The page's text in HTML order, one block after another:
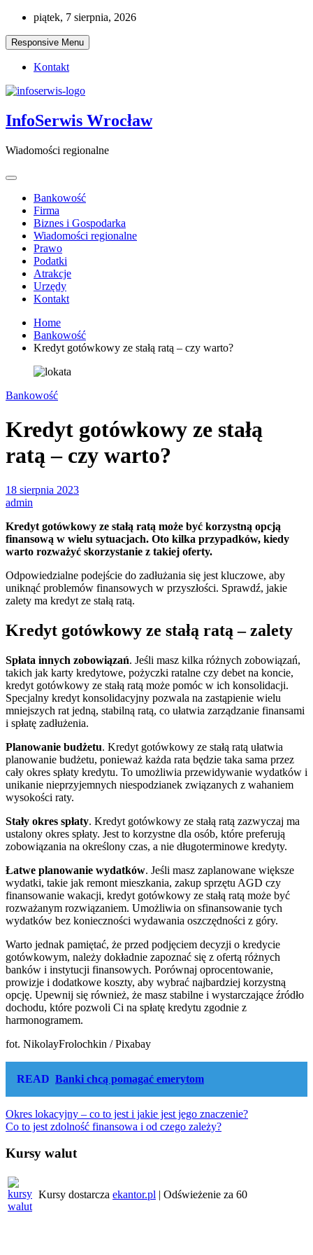
Skip
content
piątek, 7 sierpnia, 2026
Responsive Menu
Kontakt
InfoSerwis Wrocław
Wiadomości regionalne
Bankowość
Firma
Biznes i Gospodarka
Wiadomości regionalne
Prawo
Podatki
Atrakcje
Urzędy
Kontakt
Home
Bankowość
Kredyt gotówkowy ze stałą ratą – czy warto?
Bankowość
Kredyt gotówkowy ze stałą
ratą – czy warto?
18 sierpnia 2023
admin
Kredyt gotówkowy ze stałą ratą może być korzystną opcją
finansową w wielu sytuacjach. Oto kilka przypadków, kiedy
warto rozważyć skorzystanie z takiej oferty.
Odpowiedzialne podejście do zadłużania się jest kluczowe, aby
uniknąć problemów finansowych w przyszłości. Sprawdź, jakie
zalety ma kredyt ze stałą ratą.
Kredyt gotówkowy ze stałą ratą – zalety
Spłata innych zobowiązań. Jeśli masz kilka różnych zobowiązań,
takich jak karty kredytowe, pożyczki ratalne czy debet na koncie,
kredyt gotówkowy ze stałą ratą może pomóc w ich konsolidacji.
Specjalny kredyt konsolidacyjny pozwala na zastąpienie wielu
mniejszych rat jedną, stabilną ratą, co ułatwia zarządzanie finansami
i spłatę zadłużenia.
Planowanie budżetu. Kredyt gotówkowy ze stałą ratą ułatwia
planowanie budżetu, ponieważ każda rata będzie taka sama przez
cały okres spłaty kredytu. To umożliwia przewidywanie wydatków i
unikanie nieprzyjemnych niespodzianek związanych z wahaniem
wysokości raty.
Stały okres spłaty. Kredyt gotówkowy ze stałą ratą zazwyczaj ma
ustalony okres spłaty. Jest to korzystne dla osób, które preferują
zobowiązania na określony czas, a nie długoterminowe kredyty.
Łatwe planowanie wydatków. Jeśli masz zaplanowane większe
wydatki, takie jak remont mieszkania, zakup sprzętu AGD czy
finansowanie wakacji, kredyt gotówkowy ze stałą ratą może być
rozważanym rozwiązaniem. Umożliwia on sfinansowanie tych
wydatków bez konieczności wydawania oszczędności z góry.
Warto jednak pamiętać, że przed podjęciem decyzji o kredycie
gotówkowym, należy dokładnie zapoznać się z ofertą różnych
banków i instytucji finansowych. Porównaj oprocentowanie,
prowizje i dodatkowe koszty, aby wybrać najbardziej korzystną
opcję. Upewnij się również, że masz stabilne i wystarczające źródło
dochodu, które pozwoli Ci na spłatę kredytu zgodnie z
harmonogramem.
fot. NikolayFrolochkin / Pixabay
READ Banki chcą pomagać emerytom
Nawigacja
wpisu
Okres lokacyjny – co to jest i jakie jest jego znaczenie?
Co to jest zdolność finansowa i od czego zależy?
Kursy walut
Kursy dostarcza ekantor.pl | Odświeżenie za 60